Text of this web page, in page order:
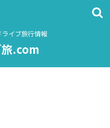
イブ旅行情報
旅.com